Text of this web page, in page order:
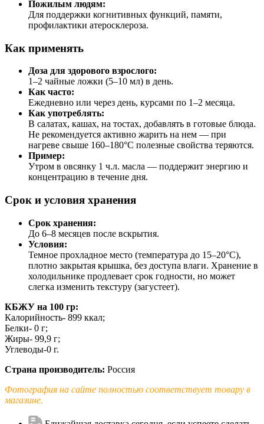
Пожилым людям:
Для поддержки когнитивных функций, памяти,
профилактики атеросклероза.
Как применять
Доза для здорового взрослого:
1–2 чайные ложки (5–10 мл) в день.
Как часто:
Ежедневно или через день, курсами по 1–2 месяца.
Как употреблять:
В салатах, кашах, на тостах, добавлять в готовые блюда.
Не рекомендуется активно жарить на нем — при
нагреве свыше 160–180°C полезные свойства теряются.
Пример:
Утром в овсянку 1 ч.л. масла — поддержит энергию и
концентрацию в течение дня.
Срок и условия хранения
Срок хранения:
До 6–8 месяцев после вскрытия.
Условия:
Темное прохладное место (температура до 15–20°C),
плотно закрытая крышка, без доступа влаги. Хранение в
холодильнике продлевает срок годности, но может
слегка изменить текстуру (загустеет).
КБЖУ на 100 гр:
Калорийность- 899 ккал;
Белки- 0 г;
Жиры- 99,9 г;
Углеводы-0 г.
Страна производитель: Россия
Фотография на сайте полностью соответствует товару в
магазине.